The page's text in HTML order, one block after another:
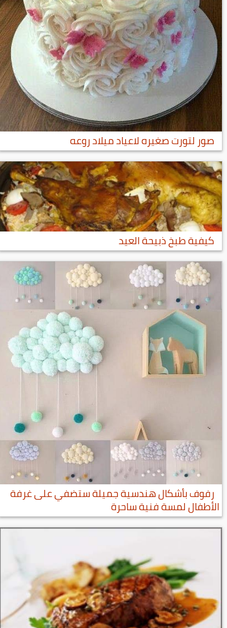
صور لتورت صغيره لاعياد ميلاد روعه
كيفية طبخ ذبيحة العيد
رفوف بأشكال هندسية جميلة ستضفي على غرفة
الأطفال لمسة فنية ساحرة